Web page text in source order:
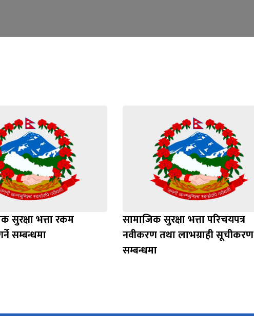
सुरक्षा भत्ता रकम
सम्बन्धमा
सामाजिक सुरक्षा भत्ता परिचयपत्र
नवीकरण तथा लाभग्राही सूचीकरण
सम्बन्धमा